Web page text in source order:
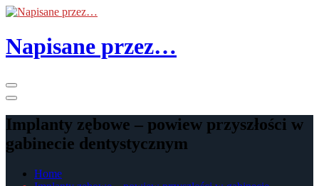
Skip
the
content
Napisane przez…
Implanty zębowe – powiew przyszłości w
gabinecie dentystycznym
Home